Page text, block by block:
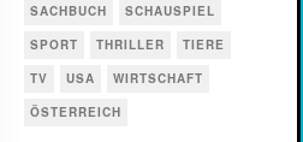
SACHBUCH
SCHAUSPIEL
SPORT
THRILLER
TIERE
TV
USA
WIRTSCHAFT
ÖSTERREICH